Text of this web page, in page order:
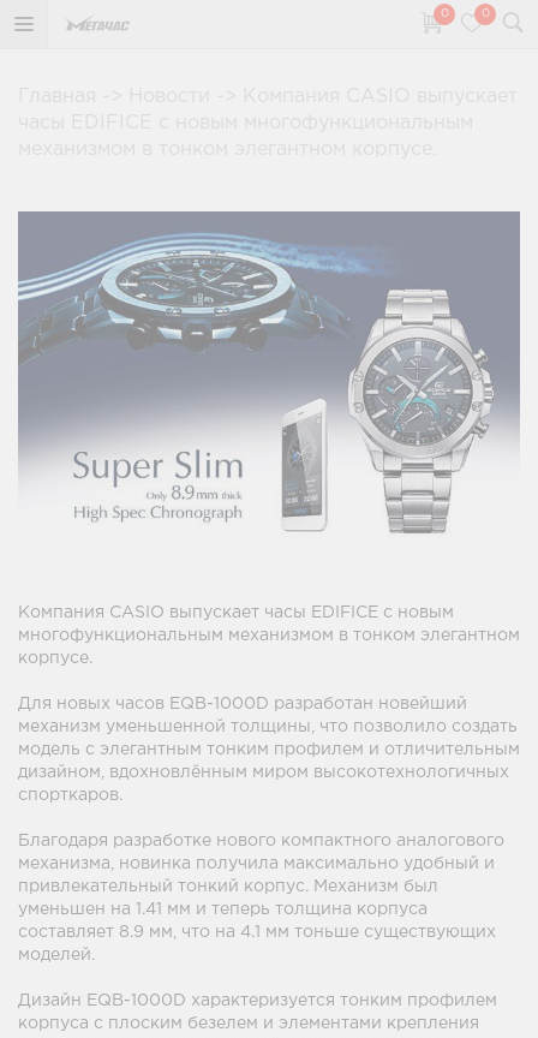
0 0
Компания CASIO выпускает часы EDIFICE с новым
многофункциональным механизмом в тонком элегантном
корпусе.
Для новых часов EQB-1000D разработан новейший
механизм уменьшенной толщины, что позволило создать
модель с элегантным тонким профилем и отличительным
дизайном, вдохновлённым миром высокотехнологичных
спорткаров.
Благодаря разработке нового компактного аналогового
механизма, новинка получила максимально удобный и
привлекательный тонкий корпус. Механизм был
уменьшен на 1.41 мм и теперь толщина корпуса
составляет 8.9 мм, что на 4.1 мм тоньше существующих
моделей.
Дизайн EQB-1000D характеризуется тонким профилем
корпуса с плоским безелем и элементами крепления